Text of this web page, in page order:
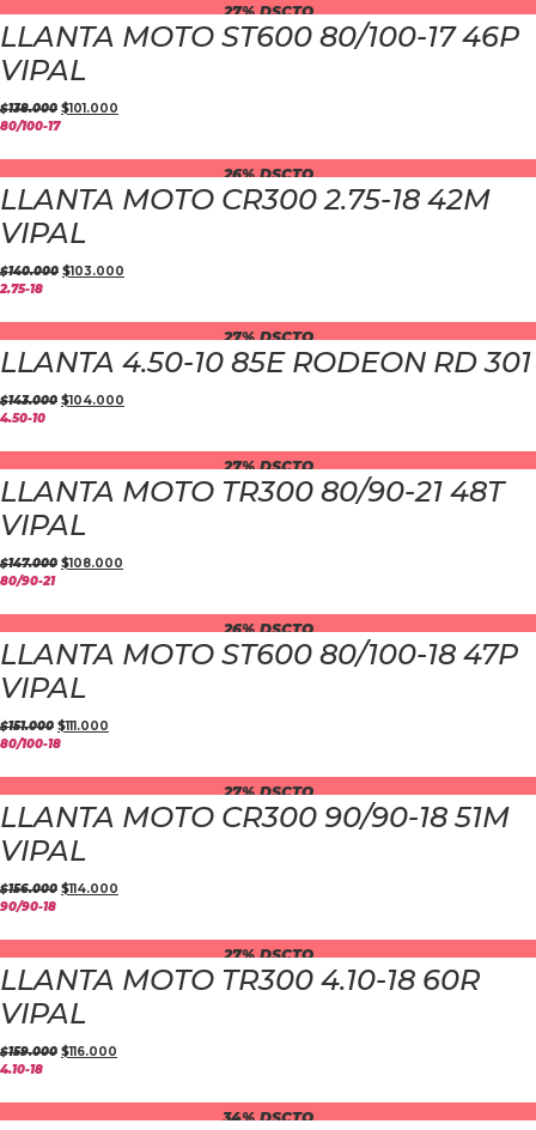
27% DSCTO
LLANTA MOTO ST600 80/100-17 46P
VIPAL
$138.000 $101.000
80/100-17
26% DSCTO
LLANTA MOTO CR300 2.75-18 42M
VIPAL
$140.000 $103.000
2.75-18
27% DSCTO
LLANTA 4.50-10 85E RODEON RD 301
$143.000 $104.000
4.50-10
27% DSCTO
LLANTA MOTO TR300 80/90-21 48T
VIPAL
$147.000 $108.000
80/90-21
26% DSCTO
LLANTA MOTO ST600 80/100-18 47P
VIPAL
$151.000 $111.000
80/100-18
27% DSCTO
LLANTA MOTO CR300 90/90-18 51M
VIPAL
$156.000 $114.000
90/90-18
27% DSCTO
LLANTA MOTO TR300 4.10-18 60R
VIPAL
$159.000 $116.000
4.10-18
34% DSCTO